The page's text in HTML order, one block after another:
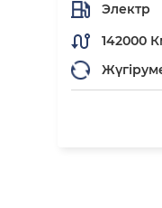
Электр
142000